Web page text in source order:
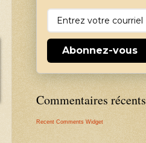
Abonnez-vous
Commentaires récents
Recent Comments Widget